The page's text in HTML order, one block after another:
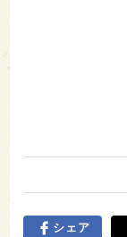
シェア